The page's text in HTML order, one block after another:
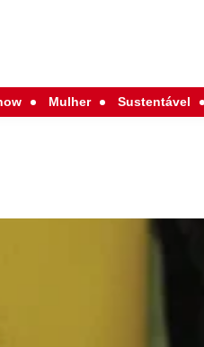
Mulher Sustentável